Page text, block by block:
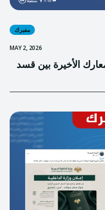
مفبرك
MAY 2, 2026
الأخيرة بين قسد